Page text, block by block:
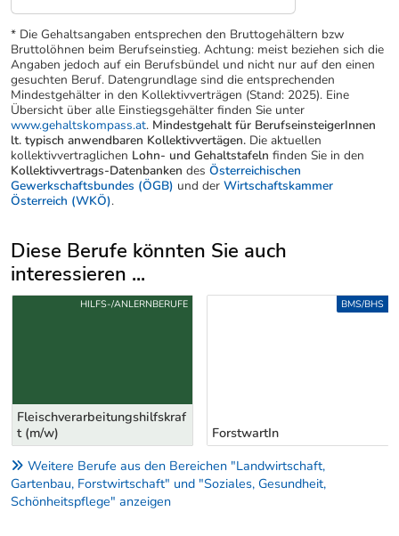
* Die Gehaltsangaben entsprechen den Bruttogehältern bzw
Bruttolöhnen beim Berufseinstieg. Achtung: meist beziehen sich die
Angaben jedoch auf ein Berufsbündel und nicht nur auf den einen
gesuchten Beruf. Datengrundlage sind die entsprechenden
Mindestgehälter in den Kollektivverträgen (Stand: 2025). Eine
Übersicht über alle Einstiegsgehälter finden Sie unter
www.gehaltskompass.at. Mindestgehalt für BerufseinsteigerInnen
lt. typisch anwendbaren Kollektivvertägen. Die aktuellen
kollektivvertraglichen Lohn- und Gehaltstafeln finden Sie in den
Kollektivvertrags-Datenbanken des Österreichischen
Gewerkschaftsbundes (ÖGB) und der Wirtschaftskammer
Österreich (WKÖ).
Diese Berufe könnten Sie auch
interessieren ...
Uber weitere Berufsvorschläge
Fleischverarbeitungshilfskraf
t (m/w)
HILFS-/ANLERNBERUFE
ForstwartIn
BMS/BHS
Weitere Berufe aus den Bereichen "Landwirtschaft,
Gartenbau, Forstwirtschaft" und "Soziales, Gesundheit,
Schönheitspflege" anzeigen